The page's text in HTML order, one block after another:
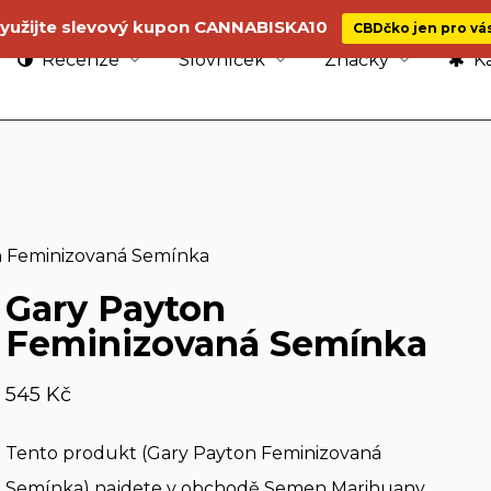
Recenze Slovníček Značky
Semínka
Gary Payton
Feminizovaná Semínka
545 Kč
Tento produkt (Gary Payton Feminizovaná
slevový kupon CANNABISKA10 CBDčko jen pro